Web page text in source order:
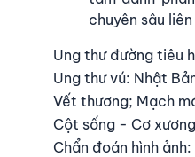
chuyên sâu
Ung thư đường tiêu
Ung thư vú: Nhật
Vết thương; Mạch
Cột sống - Cơ
Chẩn đoán hình